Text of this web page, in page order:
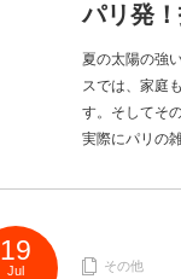
パリ発
夏の太陽の強
スでは、家庭
す。そしてそ
実際にパリの
19
Jul
その他